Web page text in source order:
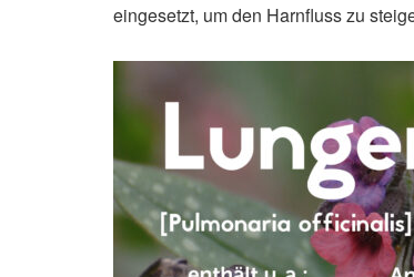
eingesetzt, um den Harnfluss zu